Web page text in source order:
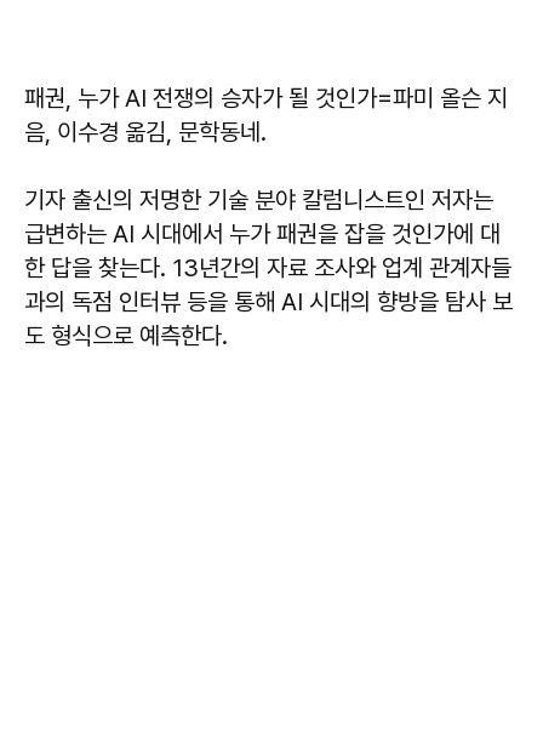
패권, 누가 AI 전쟁의 승자가 될 것인가=파미 올슨 지
음, 이수경 옮김, 문학동네.
기자 출신의 저명한 기술 분야 칼럼니스트인 저자는
급변하는 AI 시대에서 누가 패권을 잡을 것인가에 대
한 답을 찾는다. 13년간의 자료 조사와 업계 관계자들
과의 독점 인터뷰 등을 통해 AI 시대의 향방을 탐사 보
도 형식으로 예측한다.